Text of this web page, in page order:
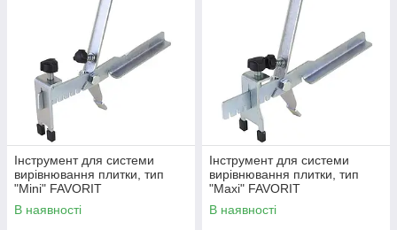
Інструмент для системи
вирівнювання плитки, тип
"Mini" FAVORIT
В наявності
Інструмент для системи
вирівнювання плитки, тип
"Махі" FAVORIT
В наявності